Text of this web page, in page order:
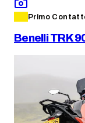
Primo
Benelli TRK